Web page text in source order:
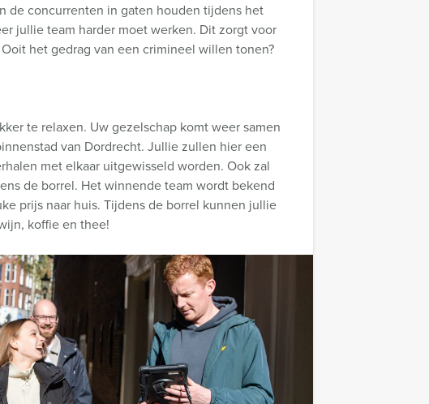
de concurrenten in gaten houden tijdens het
jullie team harder moet werken. Dit zorgt voor
het gedrag van een crimineel willen tonen?
te relaxen. Uw gezelschap komt weer samen
van Dordrecht. Jullie zullen hier een
met elkaar uitgewisseld worden. Ook zal
de borrel. Het winnende team wordt bekend
prijs naar huis. Tijdens de borrel kunnen jullie
koffie en thee!